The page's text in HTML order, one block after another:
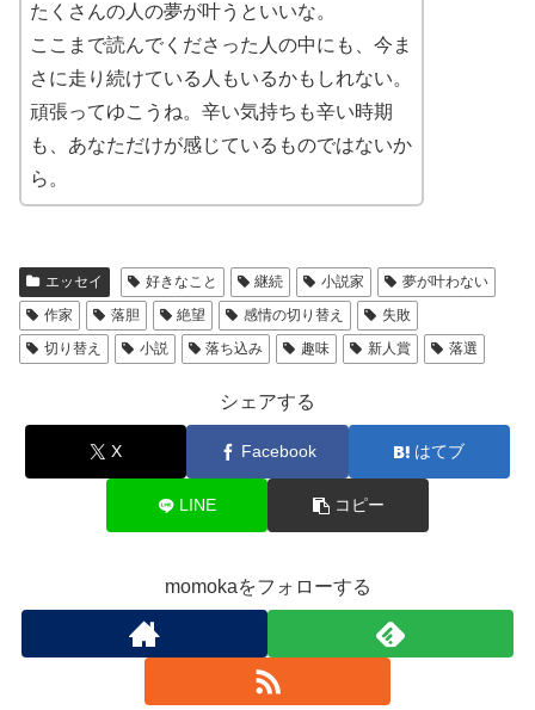
たくさんの人の夢が叶うといいな。
ここまで読んでくださった人の中にも、今ま
さに走り続けている人もいるかもしれない。
頑張ってゆこうね。辛い気持ちも辛い時期
も、あなただけが感じているものではないか
ら。
エッセイ 好きなこと 継続 小説家
夢が叶わない
作家
落胆 絶望 感情の切り替え
失敗
切り替え
小説 落ち込み 趣味 新人賞 落選
シェアする
X Facebook はてブ
LINE コピー
momokaをフォローする